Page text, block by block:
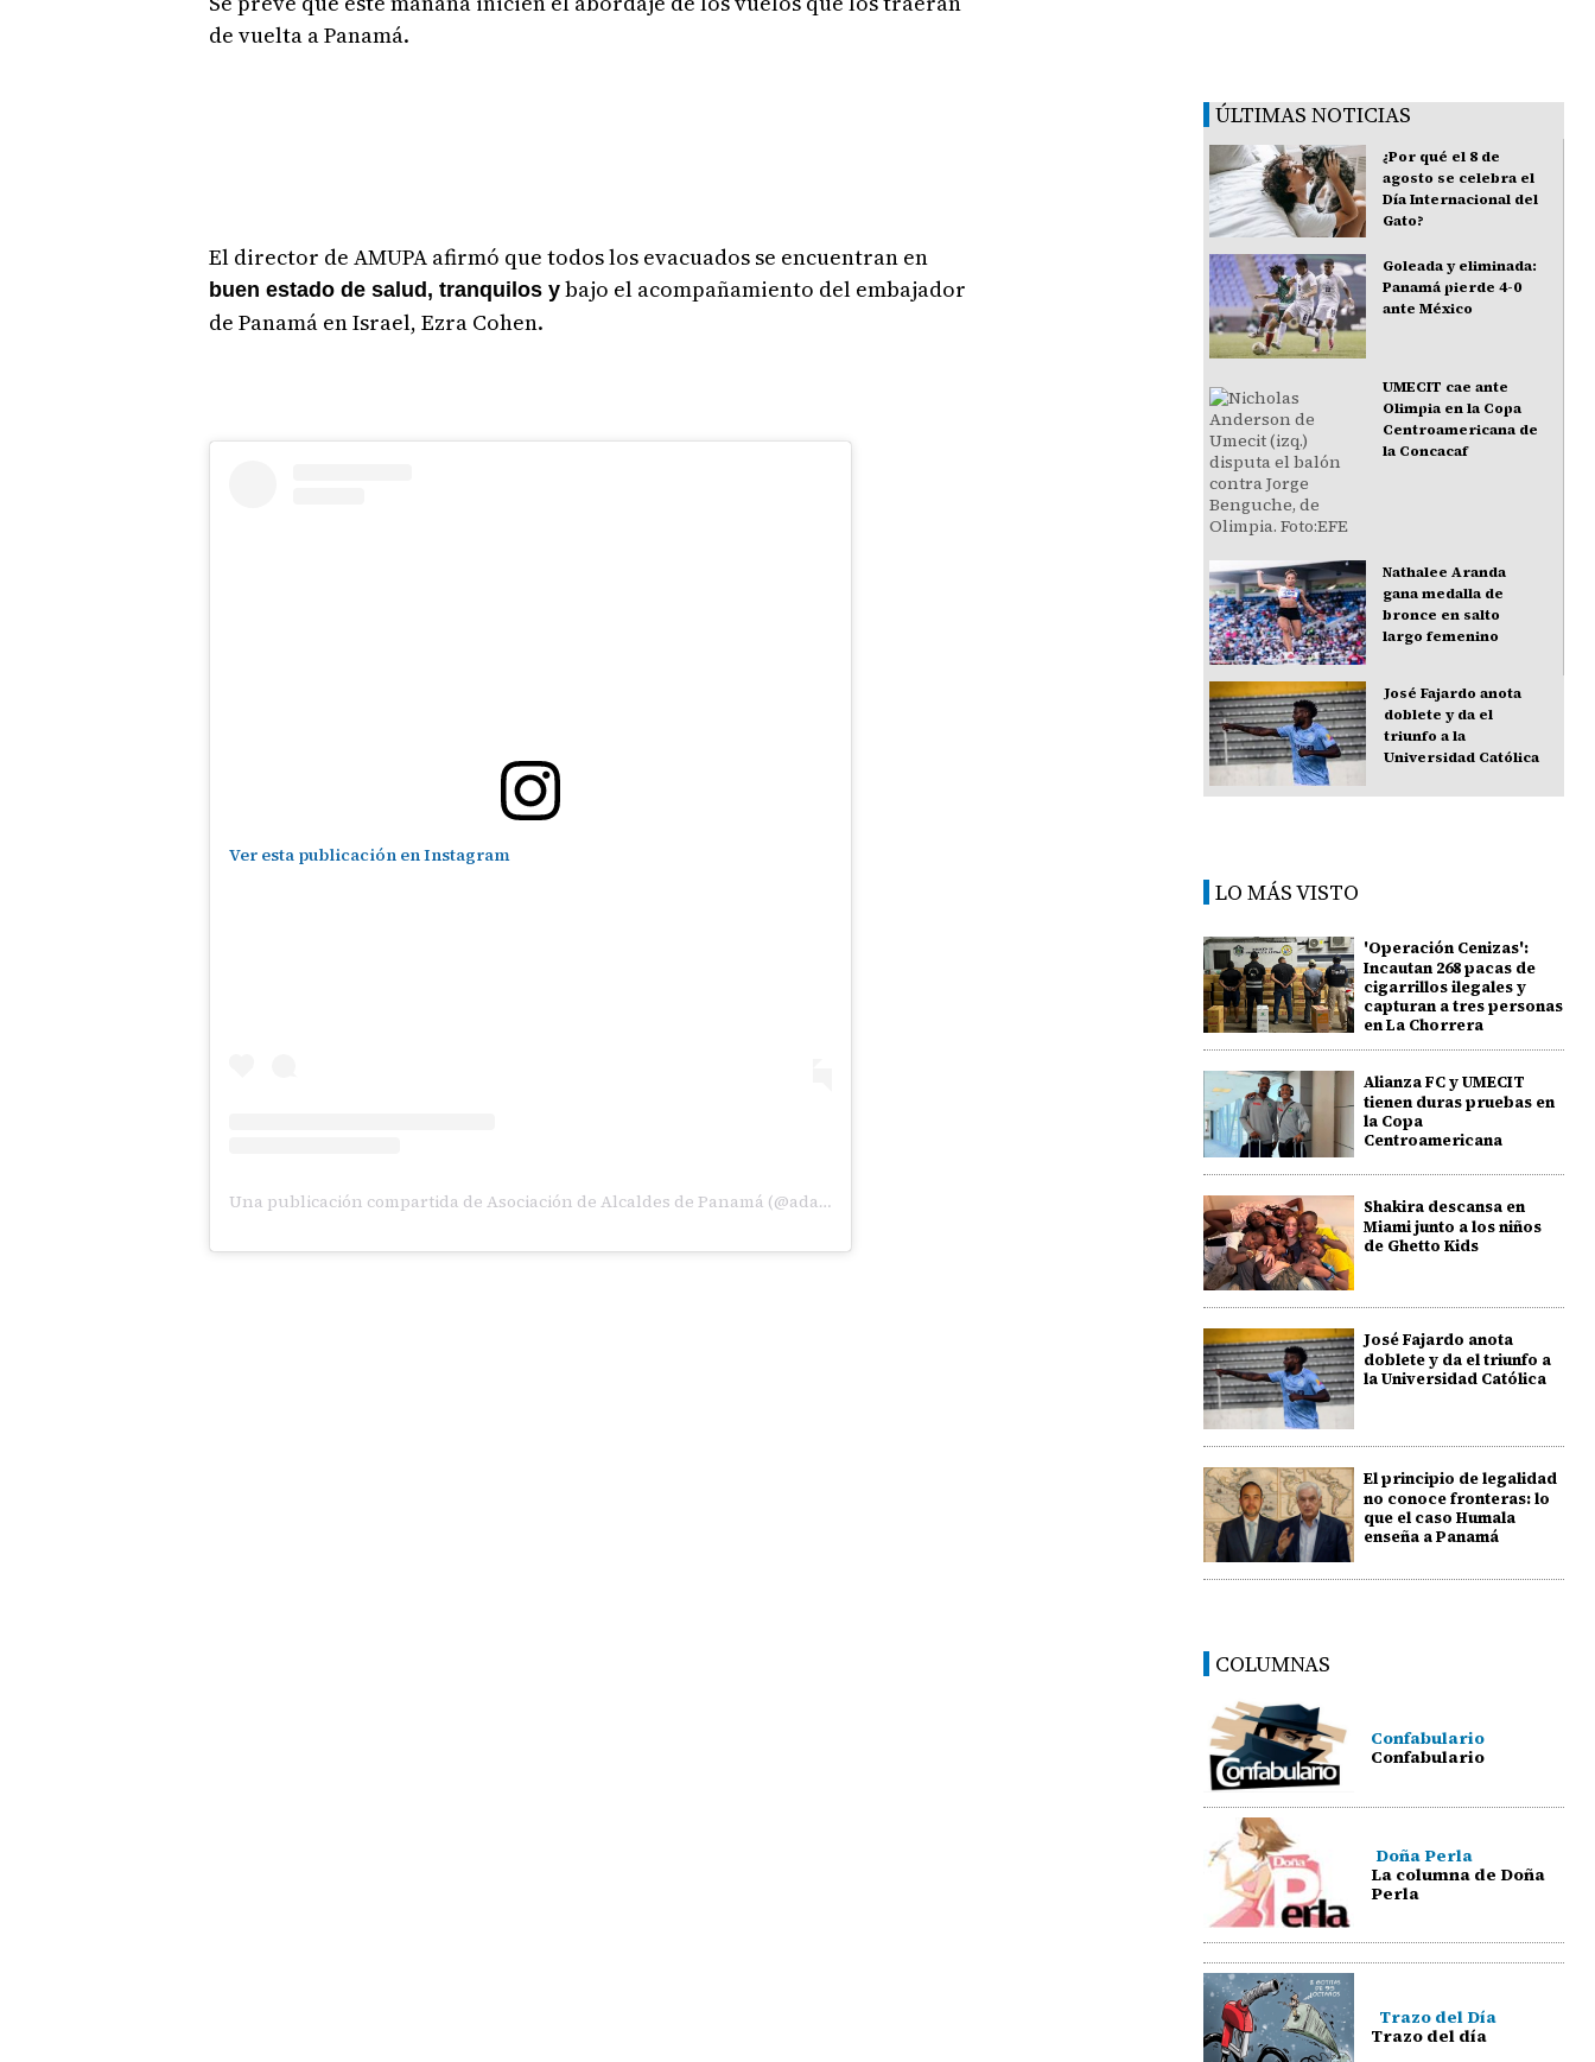
de vuelta a Panamá.
El director de AMUPA afirmó que todos los evacuados se encuentran en
buen estado de salud, tranquilos ybajo el acompañamiento del embajador
de Panamá en Israel, Ezra Cohen.
Ver esta publicación en Instagram
Una publicación compartida de Asociación de Alcaldes de Panamá (@adalpa_)
ÚLTIMAS NOTICIAS
¿Por qué el 8 de
agosto se celebra el
Día Internacional del
Gato?
Goleada y eliminada:
Panamá pierde 4-0
ante México
UMECIT cae ante
Olimpia en la Copa
Centroamericana de
la Concacaf
Nathalee Aranda
gana medalla de
bronce en salto
largo femenino
José Fajardo anota
doblete y da el
triunfo a la
Universidad Católica
LO MÁS VISTO
'Operación Cenizas':
Incautan 268 pacas de
cigarrillos ilegales y
capturan a tres personas
en La Chorrera
Alianza FC y UMECIT
tienen duras pruebas en
la Copa
Centroamericana
Shakira descansa en
Miami junto a los niños
de Ghetto Kids
José Fajardo anota
doblete y da el triunfo a
la Universidad Católica
El principio de legalidad
no conoce fronteras: lo
que el caso Humala
enseña a Panamá
COLUMNAS
Confabulario
Confabulario
Doña Perla
La columna de Doña
Perla
Trazo del Día
Trazo del día